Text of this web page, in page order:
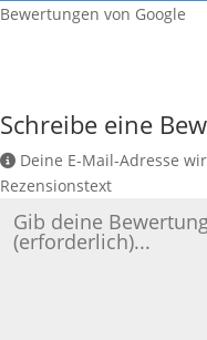
Bewertungen von Google
Schreibe eine
Deine E-Mail-Adresse
Rezensionstext